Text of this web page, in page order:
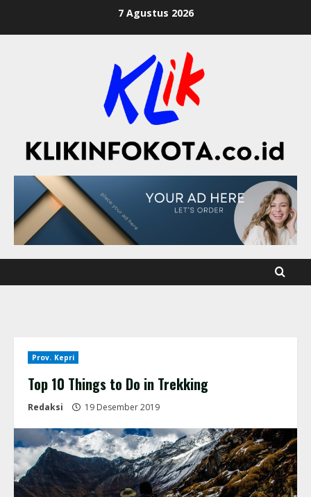
7 Agustus 2026
Prov. Kepri
Top 10 Things to Do in Trekking
Redaksi 19 Desember 2019